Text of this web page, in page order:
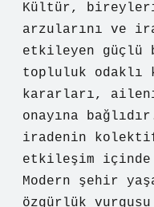
Kültür,
arzularını ve
etkileyen güçlü
topluluk
kararları,
onayına
iradenin
etkileşim içinde
Modern şehir
özgürlük